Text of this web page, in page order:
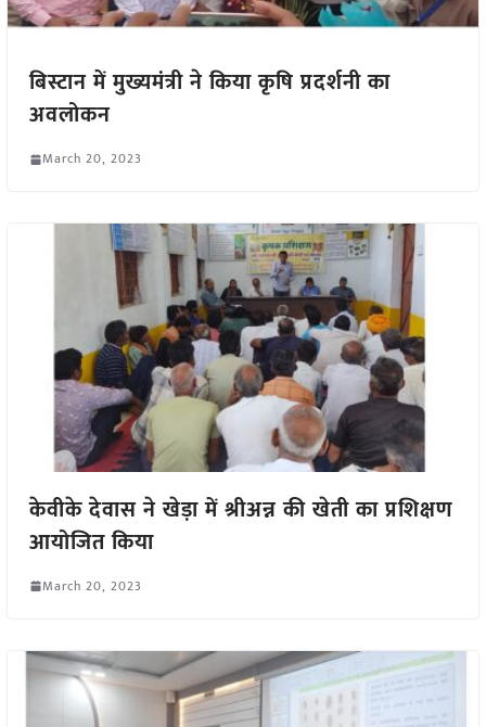
बिस्टान में मुख्यमंत्री ने किया कृषि प्रदर्शनी का
अवलोकन
March 20, 2023
केवीके देवास ने खेड़ा में श्रीअन्न की खेती का प्रशिक्षण
आयोजित किया
March 20, 2023